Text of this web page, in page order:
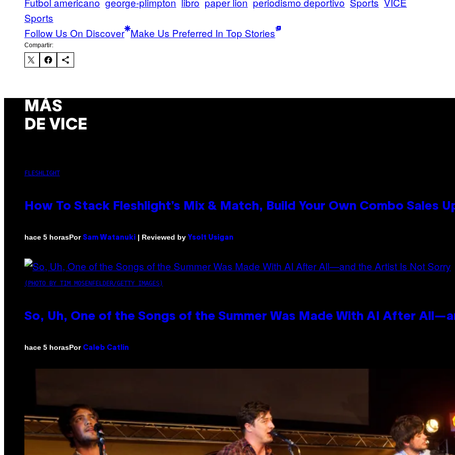
Sports
Follow Us On Discover Make Us Preferred In Top Stories
Compartir:
MÁS
DE VICE
FLESHLIGHT
How To Stack Fleshlight’s Mix & Match, Build Your Own Combo Sales
hace 5 horasPor Sam Watanuki | Reviewed by Ysolt Usigan
(PHOTO BY TIM MOSENFELDER/GETTY IMAGES)
So, Uh, One of the Songs of the Summer Was Made With AI After
hace 5 horasPor Caleb Catlin